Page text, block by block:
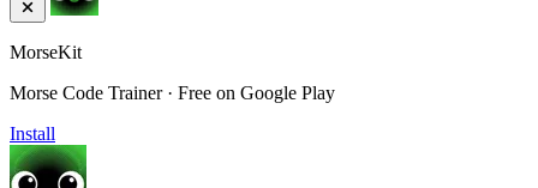
MorseKit
Morse Code Trainer · Free on Google Play
Install